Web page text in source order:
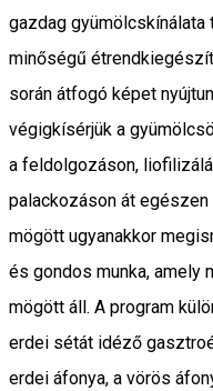
gazdag
minőségű
során átfogó képet
végigkísérjük a
a feldolgozáson,
palackozáson át
mögött ugyanakkor
és gondos munka, amely
mögött áll. A program
erdei sétát idéző
erdei áfonya, a vörös